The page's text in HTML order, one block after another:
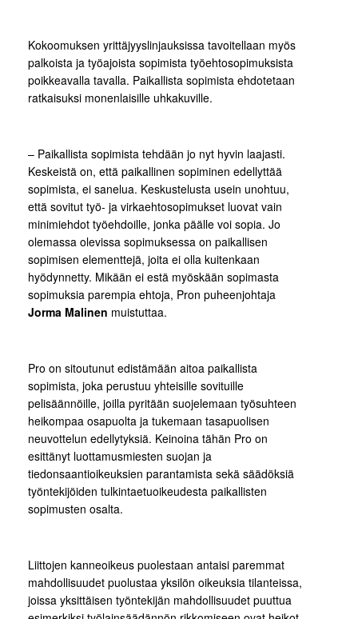
Kokoomuksen yrittäjyyslinjauksissa tavoitellaan myös
palkoista ja työajoista sopimista työehtosopimuksista
poikkeavalla tavalla. Paikallista sopimista ehdotetaan
ratkaisuksi monenlaisille uhkakuville.
– Paikallista sopimista tehdään jo nyt hyvin laajasti.
Keskeistä on, että paikallinen sopiminen edellyttää
sopimista, ei sanelua. Keskustelusta usein unohtuu,
että sovitut työ- ja virkaehtosopimukset luovat vain
minimiehdot työehdoille, jonka päälle voi sopia. Jo
olemassa olevissa sopimuksessa on paikallisen
sopimisen elementtejä, joita ei olla kuitenkaan
hyödynnetty. Mikään ei estä myöskään sopimasta
sopimuksia parempia ehtoja, Pron puheenjohtaja
Jorma Malinen muistuttaa.
Pro on sitoutunut edistämään aitoa paikallista
sopimista, joka perustuu yhteisille sovituille
pelisäännöille, joilla pyritään suojelemaan työsuhteen
heikompaa osapuolta ja tukemaan tasapuolisen
neuvottelun edellytyksiä. Keinoina tähän Pro on
esittänyt luottamusmiesten suojan ja
tiedonsaantioikeuksien parantamista sekä säädöksiä
työntekijöiden tulkintaetuoikeudesta paikallisten
sopimusten osalta.
Liittojen kanneoikeus puolestaan antaisi paremmat
mahdollisuudet puolustaa yksilön oikeuksia tilanteissa,
joissa yksittäisen työntekijän mahdollisuudet puuttua